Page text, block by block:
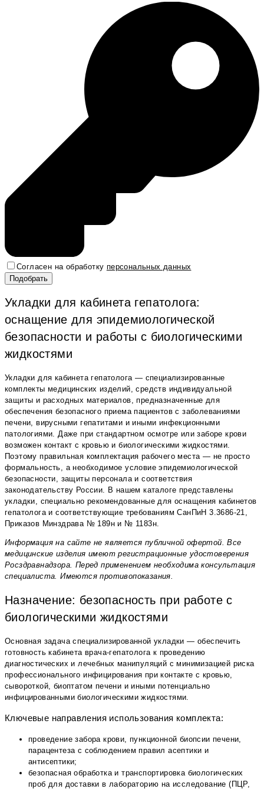
Согласен на обработку персональных данных
Укладки для кабинета гепатолога:
оснащение для эпидемиологической
безопасности и работы с биологическими
жидкостями
Укладки для кабинета гепатолога — специализированные
комплекты медицинских изделий, средств индивидуальной
защиты и расходных материалов, предназначенные для
обеспечения безопасного приема пациентов с заболеваниями
печени, вирусными гепатитами и иными инфекционными
патологиями. Даже при стандартном осмотре или заборе крови
возможен контакт с кровью и биологическими жидкостями.
Поэтому правильная комплектация рабочего места — не просто
формальность, а необходимое условие эпидемиологической
безопасности, защиты персонала и соответствия
законодательству России. В нашем каталоге представлены
укладки, специально рекомендованные для оснащения кабинетов
гепатолога и соответствующие требованиям СанПиН 3.3686-21,
Приказов Минздрава № 189н и № 1183н.
Информация на сайте не является публичной офертой. Все
медицинские изделия имеют регистрационные удостоверения
Росздравнадзора. Перед применением необходима консультация
специалиста. Имеются противопоказания.
Назначение: безопасность при работе с
биологическими жидкостями
Основная задача специализированной укладки — обеспечить
готовность кабинета врача-гепатолога к проведению
диагностических и лечебных манипуляций с минимизацией риска
профессионального инфицирования при контакте с кровью,
сывороткой, биоптатом печени и иными потенциально
инфицированными биологическими жидкостями.
Ключевые направления использования комплекта:
проведение забора крови, пункционной биопсии печени,
парацентеза с соблюдением правил асептики и
антисептики;
безопасная обработка и транспортировка биологических
проб для доставки в лабораторию на исследование (ПЦР,